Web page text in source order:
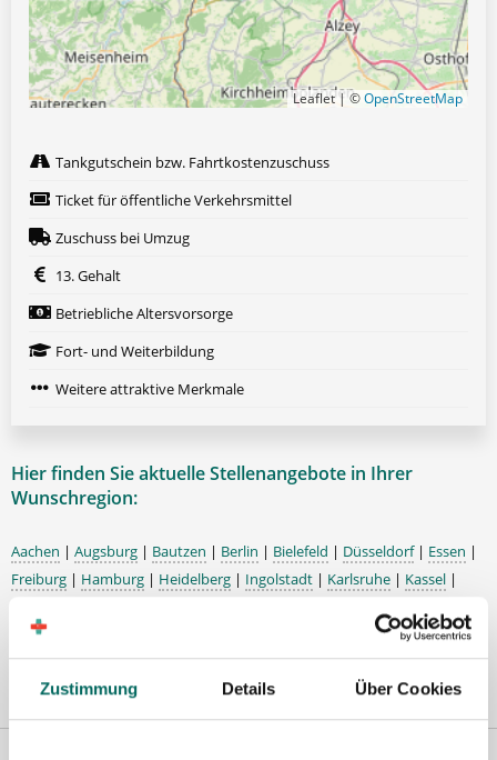
Zustimmung Details Über Cookies
Leaflet | ©OpenStreetMap
Tankgutschein bzw. Fahrtkostenzuschuss
Ticket für öffentliche Verkehrsmittel
Zuschuss bei Umzug
13. Gehalt
Betriebliche Altersvorsorge
Fort- und Weiterbildung
Weitere attraktive Merkmale
Hier finden Sie aktuelle Stellenangebote in Ihrer
Wunschregion:
Aachen | Augsburg | Bautzen | Berlin | Bielefeld | Düsseldorf| Essen |
Freiburg | Hamburg | Heidelberg | Ingolstadt | Karlsruhe | Kassel |
Westfalica
Ulm|Würzburg|